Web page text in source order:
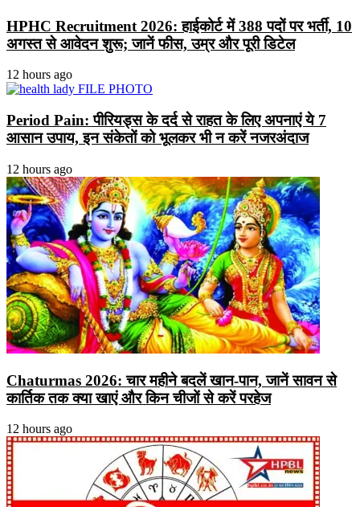
HPHC Recruitment 2026: हाईकोर्ट में 388 पदों पर भर्ती, 10
अगस्त से आवेदन शुरू; जानें फीस, उम्र और पूरी डिटेल
12 hours ago
Period Pain: पीरियड्स के दर्द से राहत के लिए अपनाएं ये 7
आसान उपाय, इन संकेतों को भूलकर भी न करें नजरअंदाज
12 hours ago
Chaturmas 2026: चार महीने बदलें खान-पान, जानें सावन से
कार्तिक तक क्या खाएं और किन चीजों से करें परहेज
12 hours ago